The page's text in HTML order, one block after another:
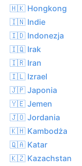
🇭🇰 Hongkong
🇮🇳 Indie
🇮🇩 Indonezja
🇮🇶 Irak
🇮🇷 Iran
🇮🇱 Izrael
🇯🇵 Japonia
🇾🇪 Jemen
🇯🇴 Jordania
🇰🇭 Kambodża
🇶🇦 Katar
🇰🇿 Kazachstan